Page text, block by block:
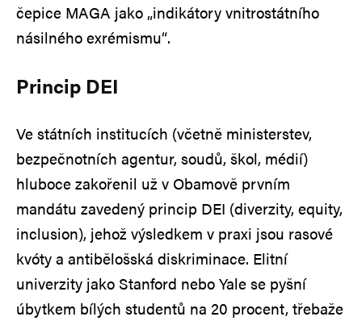
čepice MAGA jako „indikátory vnitrostátního
násilného exrémismu“.
Princip DEI
Ve státních institucích (včetně ministerstev,
bezpečnotních agentur, soudů, škol, médií)
hluboce zakořenil už v Obamově prvním
mandátu zavedený princip DEI (diverzity, equity,
inclusion), jehož výsledkem v praxi jsou rasové
kvóty a antibělošská diskriminace. Elitní
univerzity jako Stanford nebo Yale se pyšní
úbytkem bílých studentů na 20 procent, třebaže